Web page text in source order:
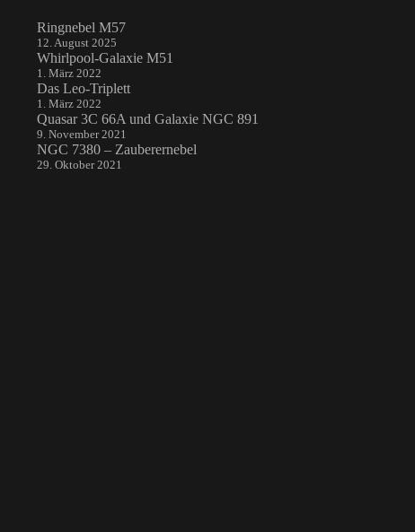
Ringnebel M57
12. August 2025
Whirlpool-Galaxie M51
1. März 2022
Das Leo-Triplett
1. März 2022
Quasar 3C 66A und Galaxie NGC 891
9. November 2021
NGC 7380 – Zauberernebel
29. Oktober 2021